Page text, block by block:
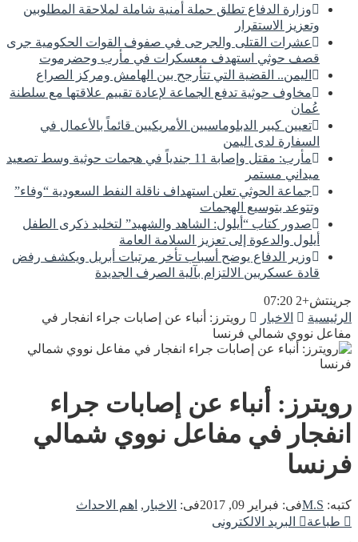
وزارة الدفاع تطلق حملة أمنية شاملة لملاحقة المطلوبين
وتعزيز الاستقرار
عشرات القتلى والجرحى في صفوف القوات الحكومية جرى
قصف حوثي استهدف معسكرات في مأرب وحضرموت
اليمن.. القضية التي تتأرجح بين الهامش ومركز الصراع
مخاوف حوثية تدفع الجماعة لإعادة تقييم علاقتها مع سلطنة
عُمان
تعيين كبير الدبلوماسيين الأمريكيين قائماً بالأعمال في
السفارة لدى اليمن
مأرب: مقتل وإصابة 11 جندياً في هجمات حوثية وسط تصعيد
ميداني مستمر
جماعة الحوثي تعلن استهداف ناقلة النفط السعودية “وفاء”
وتتوعد بتوسيع الهجمات
صدور كتاب “أيلول: الشاهد والشهيد” لتخليد ذكرى الطفل
أيلول والدعوة إلى تعزيز السلامة العامة
وزير الدفاع يوضح أسباب تأخر مرتبات أبريل ويكشف رفض
قادة عسكريين الالتزام بآلية الصرف الجديدة
جرينتش+2 07:20
الرئيسية
الاخبار
رويترز: أنباء عن إصابات جراء انفجار في
مفاعل نووي شمالي فرنسا
رويترز: أنباء عن إصابات جراء
انفجار في مفاعل نووي شمالي
فرنسا
كتبه: M.Sفى: فبراير 09, 2017 فى: الاخبار , اهم الاحداث
طباعة
البريد الالكترونى